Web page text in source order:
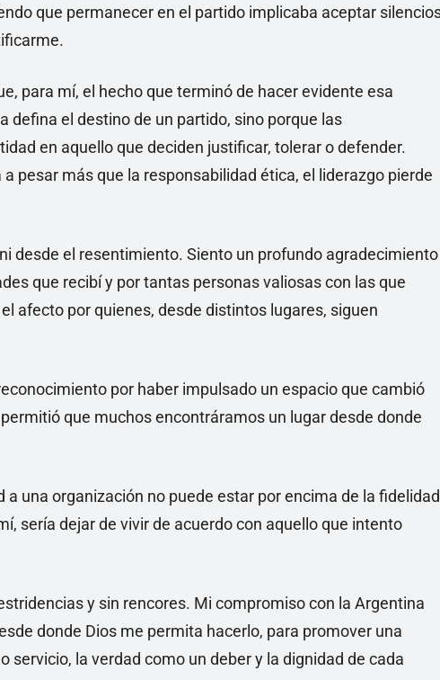
que permanecer en el partido implicaba aceptar
para mí, el hecho que terminó de hacer evidente esa
defina el destino de un partido, sino porque las
en aquello que deciden justificar, tolerar o defender.
pesar más que la responsabilidad ética, el liderazgo pierde
desde el resentimiento. Siento un profundo agradecimiento
que recibí y por tantas personas valiosas con las que
afecto por quienes, desde distintos lugares, siguen
por haber impulsado un espacio que cambió
que muchos encontráramos un lugar desde donde
una organización no puede estar por encima de la fidelidad
sería dejar de vivir de acuerdo con aquello que intento
y sin rencores. Mi compromiso con la Argentina
donde Dios me permita hacerlo, para promover una
servicio, la verdad como un deber y la dignidad de cada